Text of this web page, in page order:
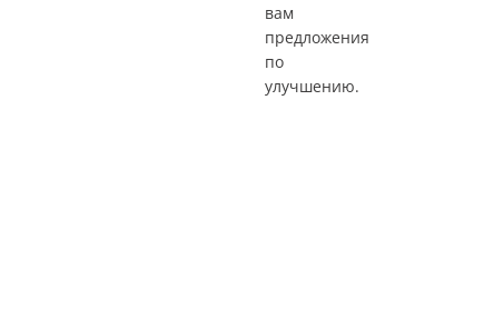
вам
предложения
по
улучшению.